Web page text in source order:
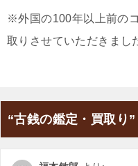
※外国の100年以上前の
取りさせていただきまし
“古銭の鑑定・買取り